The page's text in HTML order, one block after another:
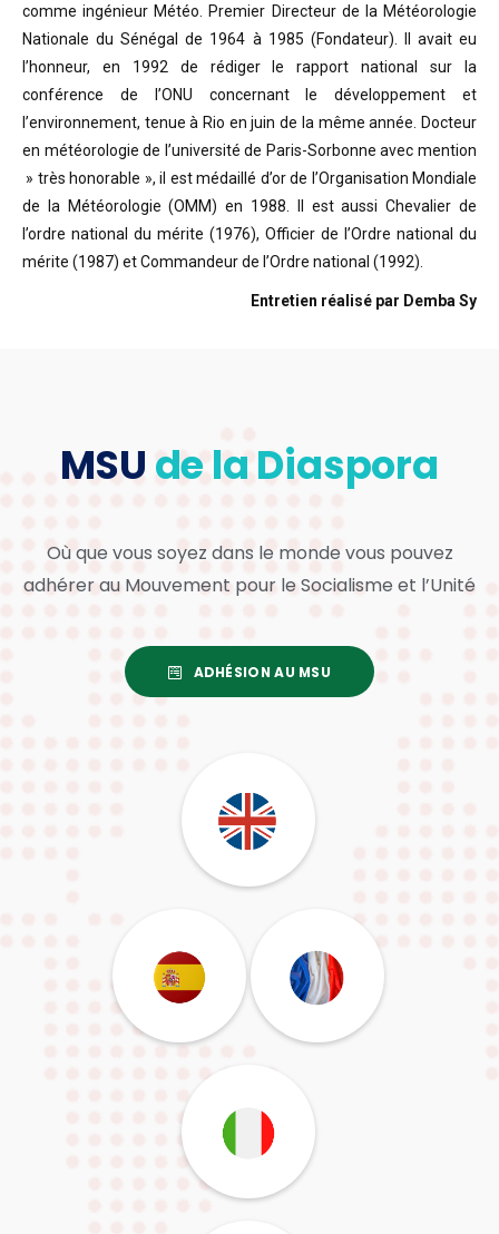
comme ingénieur Météo. Premier Directeur de la Météorologie
Nationale du Sénégal de 1964 à 1985 (Fondateur). Il avait eu
l’honneur, en 1992 de rédiger le rapport national sur la
conférence de l’ONU concernant le développement et
l’environnement, tenue à Rio en juin de la même année.
Docteur
en météorologie de l’université de Paris-Sorbonne avec mention
» très honorable », il est médaillé d’or de l’Organisation Mondiale
de la Météorologie (OMM) en 1988. Il est aussi Chevalier de
l’ordre national du mérite (1976), Officier de l’Ordre national du
mérite (1987) et Commandeur de l’Ordre national (1992).
Entretien réalisé par Demba Sy
MSU de la Diaspora
Où que vous soyez dans le monde vous pouvez
adhérer au Mouvement pour le Socialisme et l’Unité
ADHÉSION AU MSU